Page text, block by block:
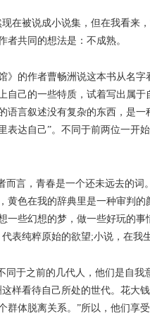
被说成小说集，但在我看来，
者共同的想法是：不成熟。
的作者曹畅洲说这本书从名字
自己的一些特质，试着写出属
语言叙述没有复杂的东西，是
表达自己”。不同于前两位一开
言，青春是一个还未远去的词
黄色在我的辞典里是一种审判
一些幻想的梦，做一些好玩的
代表纯粹原始的欲望;小说，在
于之前的几代人，他们是自我
样看待自己所处的世代。花大
群体脱离关系。”所以，他们享